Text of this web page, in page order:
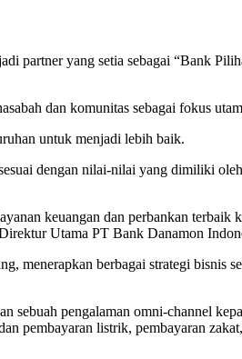
partner yang setia sebagai “Bank
dan komunitas sebagai fokus
untuk menjadi lebih baik.
dengan nilai-nilai yang dimiliki
keuangan dan perbankan terbaik
Utama PT Bank Danamon
menerapkan berbagai strategi bisnis
pengalaman omni-channel
pembayaran listrik, pembayaran